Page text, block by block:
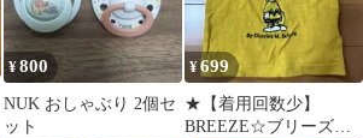
¥800
NUK おしゃぶり 2個セ
ット
¥699
★【着用回数少】
BREEZE☆ブリーズ☆